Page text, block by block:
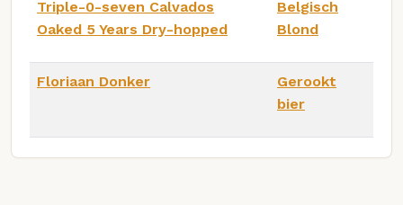
Triple-0-seven Calvados
Oaked 5 Years Dry-hopped
Belgisch
Blond
Floriaan Donker
Gerookt
bier